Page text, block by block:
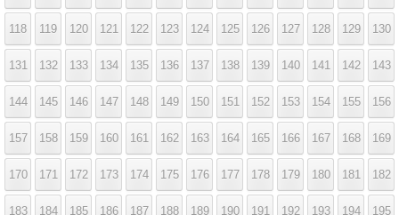
118 119 120 121 122 123 124 125 126 127 128 129 130
131 132 133 134 135 136 137 138 139 140 141 142 143
144 145 146 147 148 149 150 151 152 153 154 155 156
157 158 159 160 161 162 163 164 165 166 167 168 169
170 171 172 173 174 175 176 177 178 179 180 181 182
183 184 185 186 187 188 189 190 191 192 193 194 195